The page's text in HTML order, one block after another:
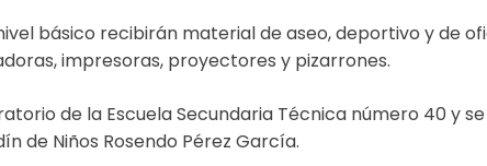
básico recibirán material de aseo, deportivo y de
impresoras, proyectores y pizarrones.
de la Escuela Secundaria Técnica número 40 y
de Niños Rosendo Pérez García.